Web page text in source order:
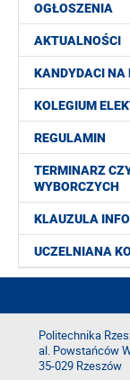
OGŁOSZENIA
AKTUALNOŚCI
KANDYDACI NA
KOLEGIUM
REGULAMIN
TERMINARZ
WYBORCZYCH
KLAUZULA
UCZELNIANA
Politechnika
al. Powstańców
35-029 Rzeszów